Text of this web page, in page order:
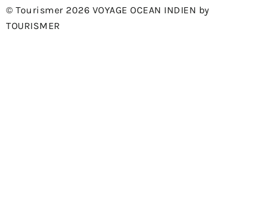
© Tourismer 2026 VOYAGE OCEAN INDIEN by
TOURISMER